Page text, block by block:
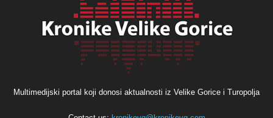
Multimedijski portal koji donosi aktualnosti iz Velike Gorice i Turopolja